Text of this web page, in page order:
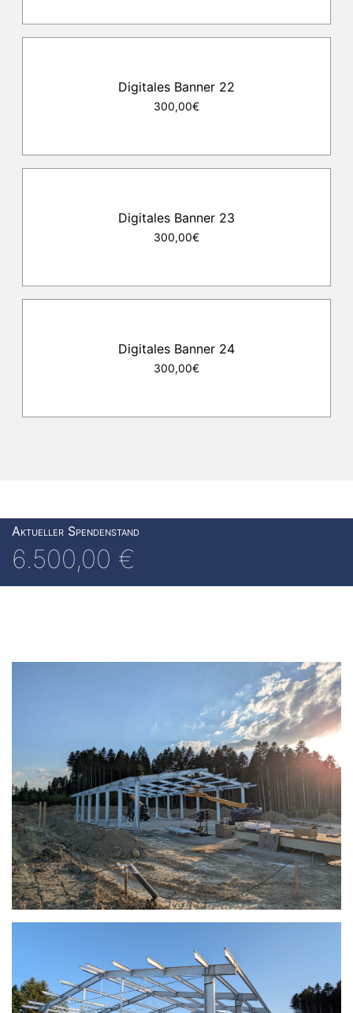
Digitales Banner 22
300,00€
Digitales Banner 23
300,00€
Digitales Banner 24
300,00€
Aktueller Spendenstand
6.500,00 €